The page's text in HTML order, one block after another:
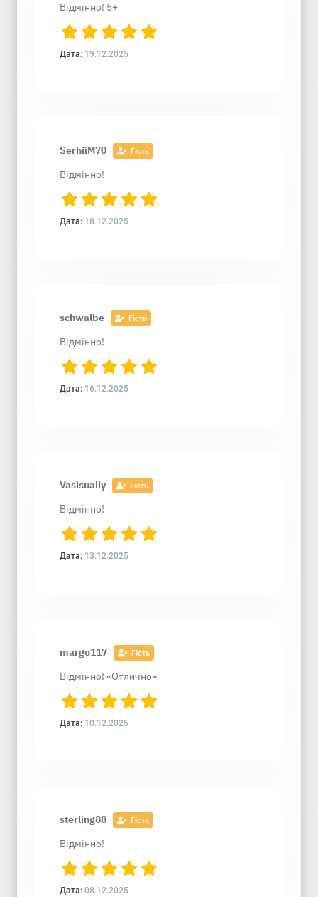
Відмінно! 5+
Дата: 19.12.2025
SerhiiM70 Гість
Відмінно!
Дата: 18.12.2025
schwalbe Гість
Відмінно!
Дата: 16.12.2025
Vasisualiy Гість
Відмінно!
Дата: 13.12.2025
margo117 Гість
Відмінно! «Отлично»
Дата: 10.12.2025
sterling88 Гість
Відмінно!
Дата: 08.12.2025